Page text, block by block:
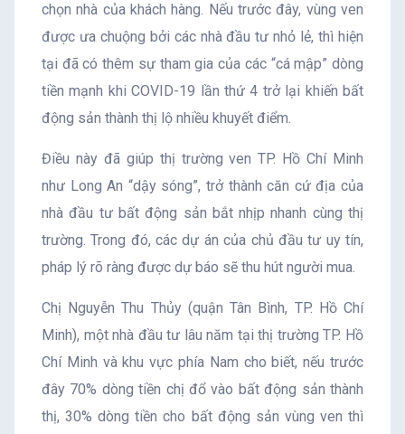
chọn nhà của khách hàng. Nếu trước đây, vùng ven
được ưa chuộng bởi các nhà đầu tư nhỏ lẻ, thì hiện
tại đã có thêm sự tham gia của các “cá mập” dòng
tiền mạnh khi COVID-19 lần thứ 4 trở lại khiến bất
động sản thành thị lộ nhiều khuyết điểm.
Điều này đã giúp thị trường ven TP. Hồ Chí Minh
như Long An “dậy sóng”, trở thành căn cứ địa của
nhà đầu tư bất động sản bắt nhịp nhanh cùng thị
trường. Trong đó, các dự án của chủ đầu tư uy tín,
pháp lý rõ ràng được dự báo sẽ thu hút người mua.
Chị Nguyễn Thu Thủy (quận Tân Bình, TP. Hồ Chí
Minh), một nhà đầu tư lâu năm tại thị trường TP. Hồ
Chí Minh và khu vực phía Nam cho biết, nếu trước
đây 70% dòng tiền chị đổ vào bất động sản thành
thị, 30% dòng tiền cho bất động sản vùng ven thì